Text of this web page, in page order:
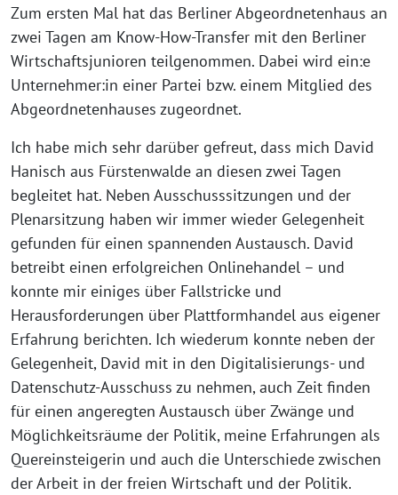
⁨⁨Zum ersten Mal hat das Berliner Abgeordnetenhaus an
zwei Tagen am Know-How-Transfer mit den Berliner
Wirtschaftsjunioren teilgenommen. Dabei wird ein:e
Unternehmer:in einer Partei bzw. einem Mitglied des
Abgeordnetenhauses zugeordnet.
Ich habe mich sehr darüber gefreut, dass mich David
Hanisch aus Fürstenwalde an diesen zwei Tagen
begleitet hat. Neben Ausschusssitzungen und der
Plenarsitzung haben wir immer wieder Gelegenheit
gefunden für einen spannenden Austausch. David
betreibt einen erfolgreichen Onlinehandel – und
konnte mir einiges über Fallstricke und
Herausforderungen über Plattformhandel aus eigener
Erfahrung berichten. Ich wiederum konnte neben der
Gelegenheit, David mit in den Digitalisierungs- und
Datenschutz-Ausschuss zu nehmen, auch Zeit finden
für einen angeregten Austausch über Zwänge und
Möglichkeitsräume der Politik, meine Erfahrungen als
Quereinsteigerin und auch die Unterschiede zwischen
der Arbeit in der freien Wirtschaft und der Politik.